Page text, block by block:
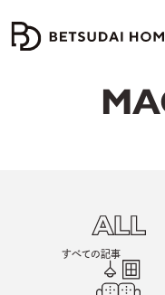
すべての記事